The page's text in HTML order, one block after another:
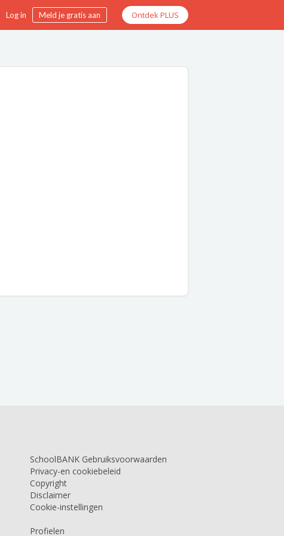
Log in Meld je gratis aan Ontdek PLUS
SchoolBANK Gebruiksvoorwaarden
Privacy-en cookiebeleid
Copyright
Disclaimer
Cookie-instellingen
Profielen